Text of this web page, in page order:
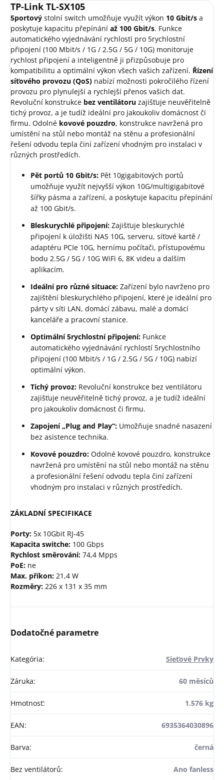
TP-Link TL-SX105
5portový stolní switch umožňuje využít výkon 10 Gbit/s a
poskytuje kapacitu přepínání až 100 Gbit/s. Funkce
automatického vyjednávání rychlostí pro 5rychlostní
připojení (100 Mbit/s / 1G / 2.5G / 5G / 10G) monitoruje
rychlost připojení a inteligentně ji přizpůsobuje pro
kompatibilitu a optimální výkon všech vašich zařízení. Řízení
síťového provozu (QoS) nabízí možnosti pokročilého řízení
provozu pro plynulejší a rychlejší přenos vašich dat.
Revoluční konstrukce bez ventilátoru zajišťuje neuvěřitelně
tichý provoz, a je tudíž ideální pro jakoukoliv domácnost či
firmu. Odolné kovové pouzdro, konstrukce navržená pro
umístění na stůl nebo montáž na stěnu a profesionální
řešení odvodu tepla činí zařízení vhodným pro instalaci v
různých prostředích.
Pět portů 10 Gbit/s: Pět 10gigabitových portů
umožňuje využít nejvyšší výkon 10G/multigigabitové
šířky pásma a zařízení, a poskytuje kapacitu přepínání
až 100 Gbit/s.
Bleskurychlé připojení: Zajišťuje bleskurychlé
připojení k úložišti NAS 10G, serveru, síťové kartě /
adaptéru PCIe 10G, hernímu počítači, přístupovému
bodu 2.5G / 5G / 10G WiFi 6, 8K videu a dalším
aplikacím.
Ideální pro různé situace: Zařízení bylo navrženo pro
zajištění bleskurychlého připojení, které je ideální pro
párty v síti LAN, domácí zábavu, malé a domácí
kanceláře a pracovní stanice.
Optimální 5rychlostní připojení: Funkce
automatického vyjednávání rychlostí 5rychlostního
připojení (100 Mbit/s / 1G / 2.5G / 5G / 10G) nabízí
optimální výkon.
Tichý provoz: Revoluční konstrukce bez ventilátoru
zajišťuje neuvěřitelně tichý provoz, a je tudíž ideální
pro jakoukoliv domácnost či firmu.
Zapojení „Plug and Play“: Umožňuje snadné nasazení
bez asistence technika.
Kovové pouzdro: Odolné kovové pouzdro, konstrukce
navržená pro umístění na stůl nebo montáž na stěnu
a profesionální řešení odvodu tepla činí zařízení
vhodným pro instalaci v různých prostředích.
ZÁKLADNÍ SPECIFIKACE
Porty: 5x 10Gbit RJ-45
Kapacita switche: 100 Gbps
Rychlost směrování: 74,4 Mpps
PoE: ne
Max. příkon: 21,4 W
Rozměry: 226 x 131 x 35 mm
Dodatočné parametre
Kategória: Sieťové Prvky
Záruka: 60 měsíců
Hmotnosť: 1.576 kg
EAN: 6935364030896
Barva: černá
Bez ventilátorů: Ano fanless